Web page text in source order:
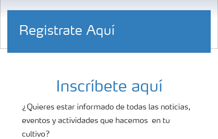
Registrate Aquí
Inscríbete aquí
¿Quieres estar informado de todas las noticias,
eventos y actividades que hacemos en tu
cultivo?